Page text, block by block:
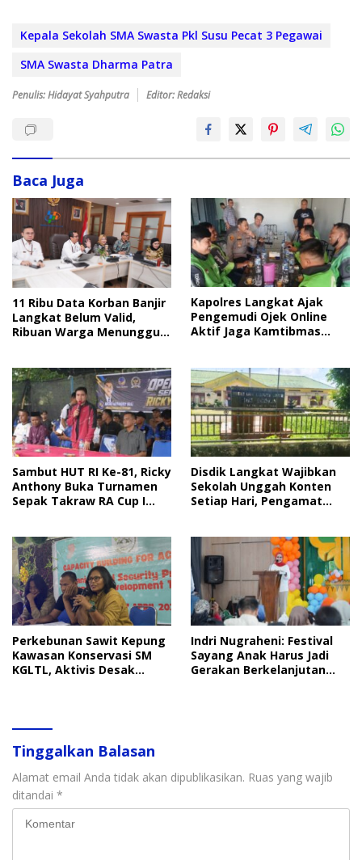
Kepala Sekolah SMA Swasta Pkl Susu Pecat 3 Pegawai
SMA Swasta Dharma Patra
Penulis: Hidayat Syahputra Editor: Redaksi
Baca Juga
11 Ribu Data Korban Banjir
Langkat Belum Valid,
Ribuan Warga Menunggu
Kapolres Langkat Ajak
Pengemudi Ojek Online
Aktif Jaga Kamtibmas
Sambut HUT RI Ke-81, Ricky
Anthony Buka Turnamen
Sepak Takraw RA Cup I
Disdik Langkat Wajibkan
Sekolah Unggah Konten
Setiap Hari, Pengamat
Perkebunan Sawit Kepung
Kawasan Konservasi SM
KGLTL, Aktivis Desak
Indri Nugraheni: Festival
Sayang Anak Harus Jadi
Gerakan Berkelanjutan
Tinggalkan Balasan
Alamat email Anda tidak akan dipublikasikan. Ruas yang wajib
ditandai *